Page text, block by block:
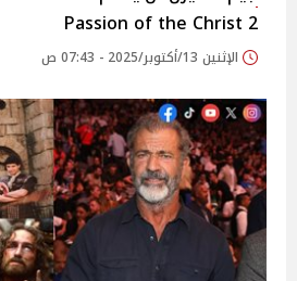
Passion of the Christ 2
الإثنين 13/أكتوبر/2025 - 07:43 ص